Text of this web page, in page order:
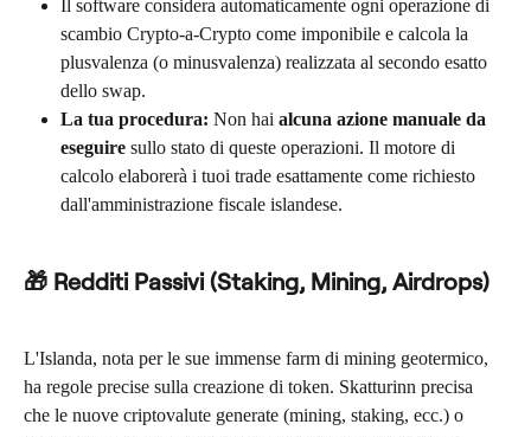
Il software considera automaticamente ogni operazione di
scambio Crypto-a-Crypto come imponibile e calcola la
plusvalenza (o minusvalenza) realizzata al secondo esatto
dello swap.
La tua procedura: Non hai alcuna azione manuale da
eseguire sullo stato di queste operazioni. Il motore di
calcolo elaborerà i tuoi trade esattamente come richiesto
dall'amministrazione fiscale islandese.
🎁 Redditi Passivi (Staking, Mining, Airdrops)
L'Islanda, nota per le sue immense farm di mining geotermico,
ha regole precise sulla creazione di token. Skatturinn precisa
che le nuove criptovalute generate (mining, staking, ecc.) o